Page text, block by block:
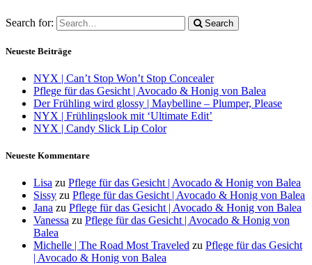
Search for: Search
Neueste Beiträge
NYX | Can’t Stop Won’t Stop Concealer
Pflege für das Gesicht | Avocado & Honig von Balea
Der Frühling wird glossy | Maybelline – Plumper, Please
NYX | Frühlingslook mit ‘Ultimate Edit’
NYX | Candy Slick Lip Color
Neueste Kommentare
Lisa zu Pflege für das Gesicht | Avocado & Honig von Balea
Sissy zu Pflege für das Gesicht | Avocado & Honig von Balea
Jana zu Pflege für das Gesicht | Avocado & Honig von Balea
Vanessa zu Pflege für das Gesicht | Avocado & Honig von
Balea
Michelle | The Road Most Traveled zu Pflege für das Gesicht
| Avocado & Honig von Balea